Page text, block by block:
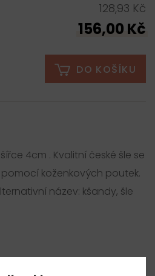
128,93 Kč
156,00 Kč
DO KOŠÍKU
4cm . Kvalitní české šle se
koženkových poutek.
název: kšandy, šle